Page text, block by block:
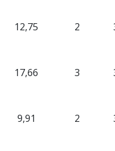
12,75 2
17,66 3
9,91 2